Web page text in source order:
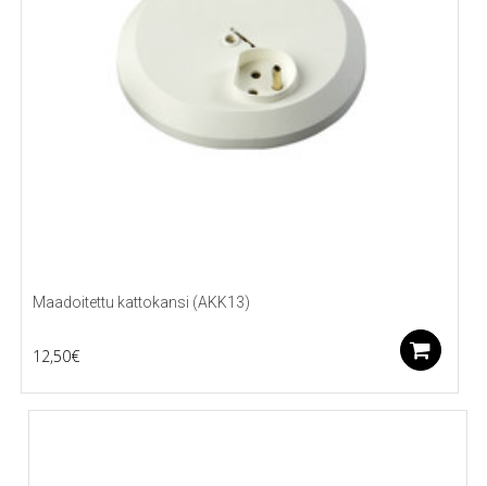
Maadoitettu kattokansi (AKK13)
12,50€